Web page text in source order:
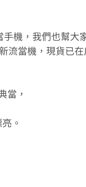
機，我們也幫大
流當機，現貨已
當，
。